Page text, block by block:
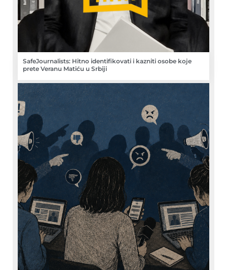
SafeJournalists: Hitno identifikovati i kazniti osobe koje
prete Veranu Matiću u Srbiji